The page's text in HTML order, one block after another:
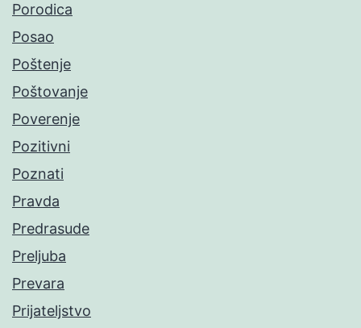
Porodica
Posao
Poštenje
Poštovanje
Poverenje
Pozitivni
Poznati
Pravda
Predrasude
Preljuba
Prevara
Prijateljstvo